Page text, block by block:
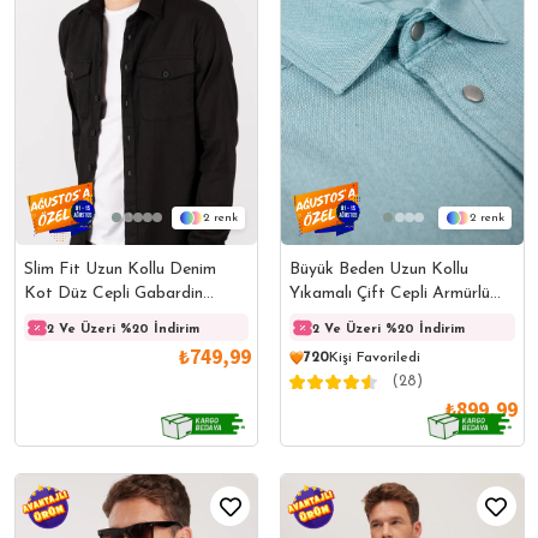
2
Slim Fit Uzun Kollu Denim
Kot Düz Cepli Gabardin
Erkek Siyah Gömlek
2 Ve Üzeri %20 İndirim 2 Ve Üzeri %20 İndirim
₺749,99
2
Büyük Beden Uzun Kollu
Yıkamalı Çift Cepli Armürlü
Denim Kot Mint Erkek
Gömlek
2 Ve Üzeri %20 İndirim
720Kişi Favoriledi
(28)
₺899,99